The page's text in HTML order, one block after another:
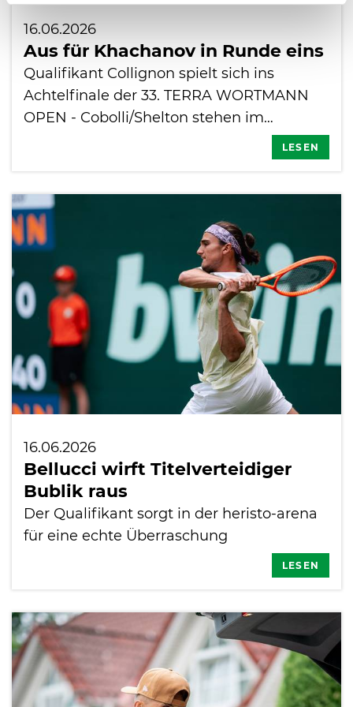
16.06.2026
Aus für Khachanov in Runde eins
Qualifikant Collignon spielt sich ins
Achtelfinale der 33. TERRA WORTMANN
OPEN - Cobolli/Shelton stehen im…
LESEN
16.06.2026
Bellucci wirft Titelverteidiger
Bublik raus
Der Qualifikant sorgt in der heristo-arena
für eine echte Überraschung
LESEN